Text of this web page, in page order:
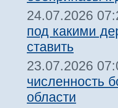
24.07.2026
под какими
ставить
23.07.2026
численность
области